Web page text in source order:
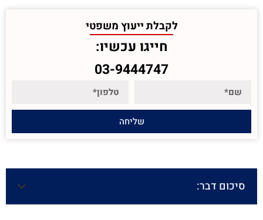
לקבלת ייעוץ משפטי
חייגו עכשיו:
03-9444747
שליחה
סיכום דבר: